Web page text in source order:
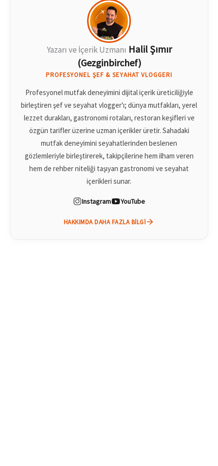
Yazarı ve İçerik Uzmanı Halil Şımır
(Gezginbirchef)
PROFESYONEL ŞEF & SEYAHAT VLOGGERI
Profesyonel mutfak deneyimini dijital içerik üreticiliğiyle
birleştiren şef ve seyahat vlogger'ı; dünya mutfakları, yerel
lezzet durakları, gastronomi rotaları, restoran keşifleri ve
özgün tarifler üzerine uzman içerikler üretir. Sahadaki
mutfak deneyimini seyahatlerinden beslenen
gözlemleriyle birleştirerek, takipçilerine hem ilham veren
hem de rehber niteliği taşıyan gastronomi ve seyahat
içerikleri sunar.
Instagram YouTube
HAKKIMDA DAHA FAZLA BILGI